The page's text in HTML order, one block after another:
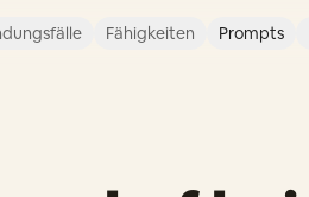
Fähigkeiten Prompts